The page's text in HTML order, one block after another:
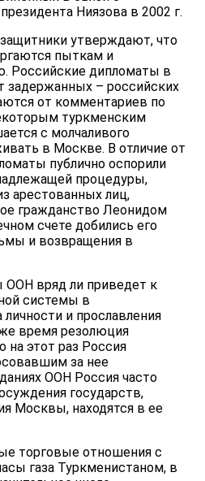
Ниязова в 2002 г.
утверждают, что
пыткам и
Российские дипломаты в
задержанных – российских
от комментариев по
туркменским
с молчаливого
в Москве. В отличие от
публично оспорили
процедуры,
арестованных лиц,
гражданство Леонидом
счете добились его
и возвращения в
ООН вряд ли приведет к
системы в
и прославления
время резолюция
на этот раз Россия
за нее
ООН Россия часто
государств,
Москвы, находятся в ее
торговые отношения с
газа Туркменистаном, в